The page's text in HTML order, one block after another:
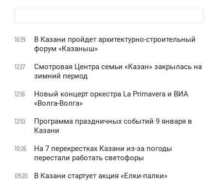
16:19
В Казани пройдет архитектурно-строительный
форум «Казаныш»
12:27
Смотровая Центра семьи «Казан» закрылась на
зимний период
12:16
Новый концерт оркестра La Primavera и ВИА
«Волга-Волга»
12:10
Программа праздничных событий 9 января в
Казани
10:26
На 7 перекрестках Казани из-за погоды
перестали работать светофоры
09:20 В Казани стартует акция «Елки-палки»